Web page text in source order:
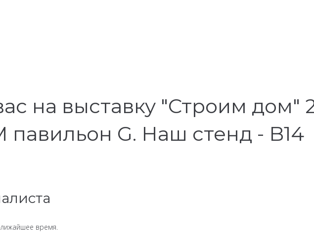
на выставку "Строим дом"
G. Наш стенд - B14
время.